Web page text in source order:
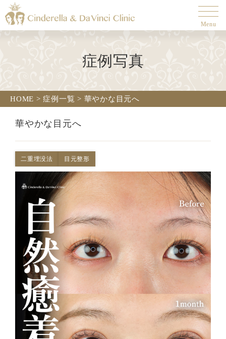
Menu
症例写真
HOME >症例一覧 > 華やかな目元へ
華やかな目元へ
二重埋没法 目元整形